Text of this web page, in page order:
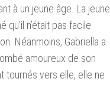
à un jeune âge. La jeune
n’était pas facile
Néanmoins, Gabriella a
amoureux de son
tournés vers elle, elle ne